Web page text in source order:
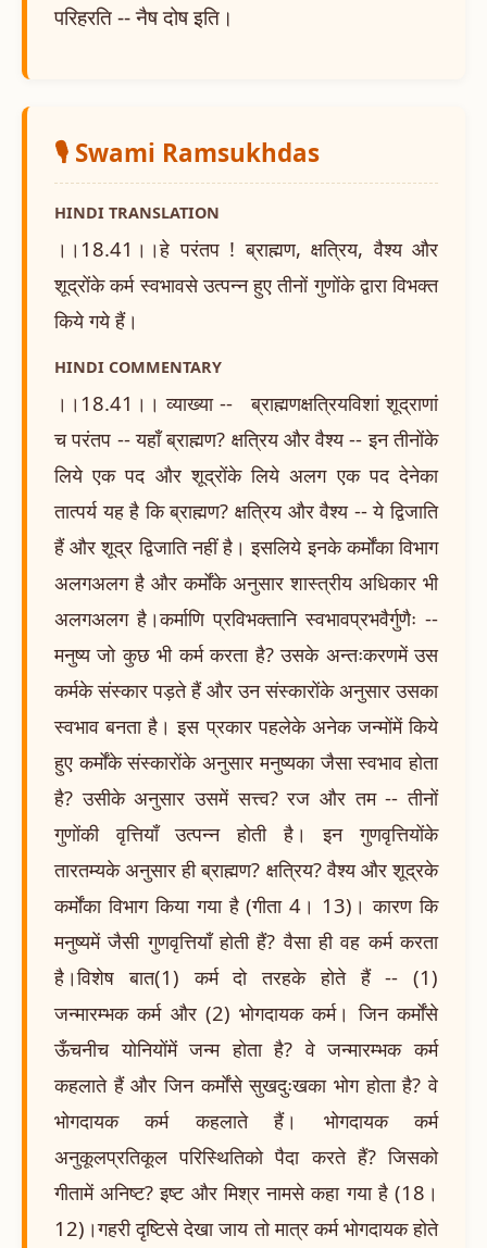
परिहरति -- नैष दोष इति।
🎙️ Swami Ramsukhdas
HINDI TRANSLATION
।।18.41।।हे परंतप ! ब्राह्मण, क्षत्रिय, वैश्य और
शूद्रोंके कर्म स्वभावसे उत्पन्न हुए तीनों गुणोंके द्वारा विभक्त
किये गये हैं।
HINDI COMMENTARY
।।18.41।। व्याख्या -- ब्राह्मणक्षत्रियविशां शूद्राणां
च परंतप -- यहाँ ब्राह्मण? क्षत्रिय और वैश्य -- इन तीनोंके
लिये एक पद और शूद्रोंके लिये अलग एक पद देनेका
तात्पर्य यह है कि ब्राह्मण? क्षत्रिय और वैश्य -- ये द्विजाति
हैं और शूद्र द्विजाति नहीं है। इसलिये इनके कर्मोंका विभाग
अलगअलग है और कर्मोंके अनुसार शास्त्रीय अधिकार भी
अलगअलग है।कर्माणि प्रविभक्तानि स्वभावप्रभवैर्गुणैः --
मनुष्य जो कुछ भी कर्म करता है? उसके अन्तःकरणमें उस
कर्मके संस्कार पड़ते हैं और उन संस्कारोंके अनुसार उसका
स्वभाव बनता है। इस प्रकार पहलेके अनेक जन्मोंमें किये
हुए कर्मोंके संस्कारोंके अनुसार मनुष्यका जैसा स्वभाव होता
है? उसीके अनुसार उसमें सत्त्व? रज और तम -- तीनों
गुणोंकी वृत्तियाँ उत्पन्न होती है। इन गुणवृत्तियोंके
तारतम्यके अनुसार ही ब्राह्मण? क्षत्रिय? वैश्य और शूद्रके
कर्मोंका विभाग किया गया है (गीता 4। 13)। कारण कि
मनुष्यमें जैसी गुणवृत्तियाँ होती हैं? वैसा ही वह कर्म करता
है।विशेष बात(1) कर्म दो तरहके होते हैं -- (1)
जन्मारम्भक कर्म और (2) भोगदायक कर्म। जिन कर्मोंसे
ऊँचनीच योनियोंमें जन्म होता है? वे जन्मारम्भक कर्म
कहलाते हैं और जिन कर्मोंसे सुखदुःखका भोग होता है? वे
भोगदायक कर्म कहलाते हैं। भोगदायक कर्म
अनुकूलप्रतिकूल परिस्थितिको पैदा करते हैं? जिसको
गीतामें अनिष्ट? इष्ट और मिश्र नामसे कहा गया है (18।
12)।गहरी दृष्टिसे देखा जाय तो मात्र कर्म भोगदायक होते